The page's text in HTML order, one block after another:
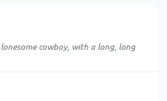
cowboy, with a long, long